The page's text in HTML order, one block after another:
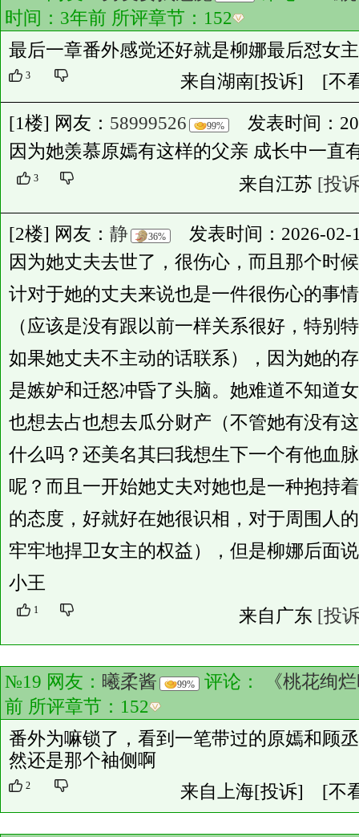
时间：3年前 所评章节： 152
最后一章番外感觉还好就是柳娜最后怼女
3 来自湖南[投诉] [不
[1楼] 网友： 58999526 99%
发表时间：
因为她羡慕原嫣有这样的父亲 成长中一直
3 来自江苏 [投
[2楼] 网友： 静 36%
发表时间：2026-02-
因为她丈夫去世了，很伤心，而且那个时
计对于她的丈夫来说也是一件很伤心的事
（应该是没有跟以前一样关系很好，特别
如果她丈夫不主动的话联系），因为她的
是嫉妒和迁怒冲昏了头脑。她难道不知道
也想去占也想去瓜分财产（不管她有没有
什么吗？还美名其曰我想生下一个有他血
呢？而且一开始她丈夫对她也是一种抱持
的态度，好就好在她很识相，对于周围人
牢牢地捍卫女主的权益），但是柳娜后面
小王
1 来自广东 [投
№19 网友： 曦柔酱 99% 评论：
《桃花绚
前 所评章节： 152
番外为嘛锁了，看到一笔带过的原嫣和顾
然还是那个袖侧啊
2 来自上海[投诉] [不